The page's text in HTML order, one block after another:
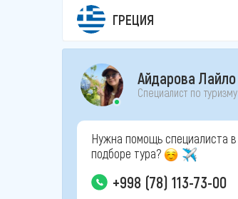
ГРЕЦИЯ
Айдарова Лайло
Специалист по туризму
Нужна помощь специалиста в
подборе тура?
+998 (78) 113-73-00